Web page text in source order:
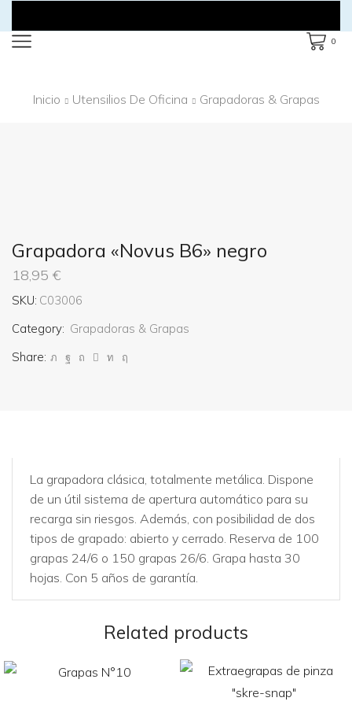
0
Inicio Utensilios De Oficina Grapadoras & Grapas
Grapadora «Novus B6» negro
18,95 €
SKU: C03006
Category: Grapadoras & Grapas
Share:
La grapadora clásica, totalmente metálica. Dispone
de un útil sistema de apertura automático para su
recarga sin riesgos. Además, con posibilidad de dos
tipos de grapado: abierto y cerrado. Reserva de 100
grapas 24/6 o 150 grapas 26/6. Grapa hasta 30
hojas. Con 5 años de garantía.
Related products